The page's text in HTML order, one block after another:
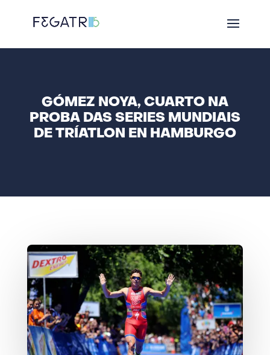
GÓMEZ NOYA, CUARTO NA
PROBA DAS SERIES MUNDIAIS
DE TRÍATLON EN HAMBURGO